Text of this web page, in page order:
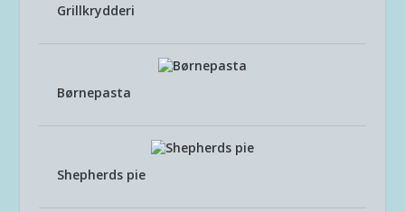
Grillkrydderi
Børnepasta
Shepherds pie